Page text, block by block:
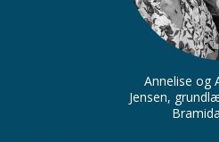
Annelise og
Jensen,